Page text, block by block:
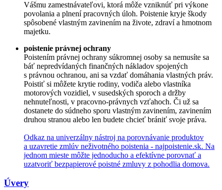
Vášmu zamestnávateľovi, ktorá môže vzniknúť pri výkone
povolania a plnení pracovných úloh. Poistenie kryje škody
spôsobené vlastným zavinením na živote, zdraví a hmotnom
majetku.
poistenie právnej ochrany
Poistením právnej ochrany súkromnej osoby sa nemusíte sa
báť nepredvídaných finančných nákladov spojených
s právnou ochranou, ani sa vzdať domáhania vlastných práv.
Poistiť si môžete krytie rodiny, vodiča alebo vlastníka
motorových vozidiel, v susedských sporoch a držby
nehnuteľnosti, v pracovno-právnych vzťahoch. Či už sa
dostanete do súdneho sporu vlastným zavinením, zavinením
druhou stranou alebo len budete chcieť brániť svoje práva.
Odkaz na univerzálny nástroj na porovnávanie produktov
a uzavretie zmlúv neživotného poistenia - najpoistenie.sk. Na
jednom mieste môžte jednoducho a efektívne porovnať a
uzatvoriť bezpapierové poistné zmluvy z pohodlia domova.
Úvery